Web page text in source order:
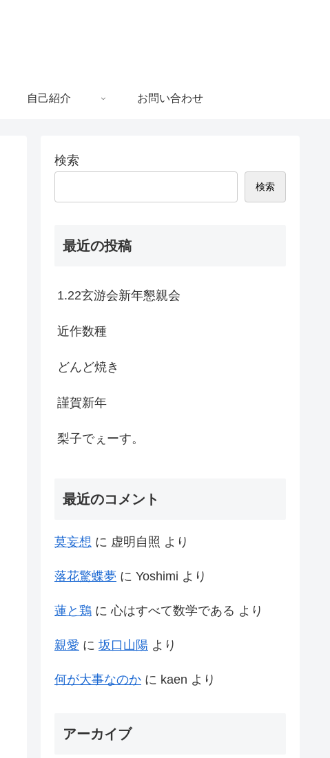
自己紹介 お問い合わせ
検索
検索
最近の投稿
1.22玄游会新年懇親会
近作数種
どんど焼き
謹賀新年
梨子でぇーす。
最近のコメント
莫妄想 に 虚明自照 より
落花驚蝶夢 に Yoshimi より
蓮と鶏 に心はすべて数学である より
親愛 に 坂口山陽 より
何が大事なのか に kaen より
アーカイブ